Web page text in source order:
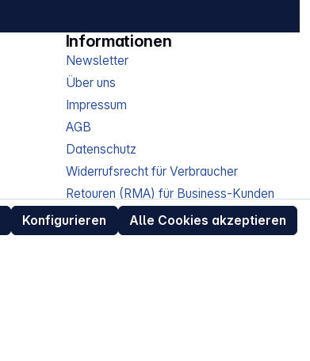
Informationen
Newsletter
Über uns
Impressum
AGB
Datenschutz
Widerrufsrecht für Verbraucher
Retouren (RMA) für Business-Kunden
Entsorgungshinweise /
Altgeräterücknahme
Konfigurieren Alle Cookies akzeptieren